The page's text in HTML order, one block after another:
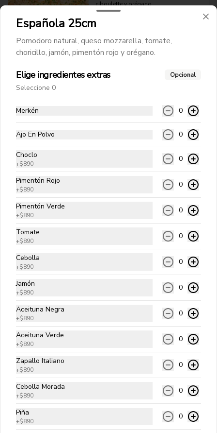
ciboulette y orégano.
Pomodoro natural, queso mozzarella,
King Del Mar 25 cms
Pomodoro natural, queso mozzarella,
ostiones, camarón ecuatoriano,
Hamburguesas Angus
Hamburguesa de 180 gr. de Carne Angus de origen Americano
Carne angus, queso cheddar, cebolla
salteada, pepinillos y salsa golf.
Carne angus, queso cheddar, lechuga,
tomate, cebolla cruda y salsa golf.
Española 25cm
Pomodoro natural, queso mozzarella, tomate,
choricillo, jamón, pimentón rojo y orégano.
Elige ingredientes extras Opcional
Seleccione 0
Merkén 0
Ajo En Polvo 0
Choclo
+$890
0
Pimentón Rojo
+$890
0
Pimentón Verde
+$890
0
Tomate
+$890
0
Cebolla
+$890
0
Jamón
+$890
0
Aceituna Negra
+$890
0
Aceituna Verde
+$890
0
Zapallo Italiano
+$890
0
Cebolla Morada
+$890
0
Piña
+$890
0